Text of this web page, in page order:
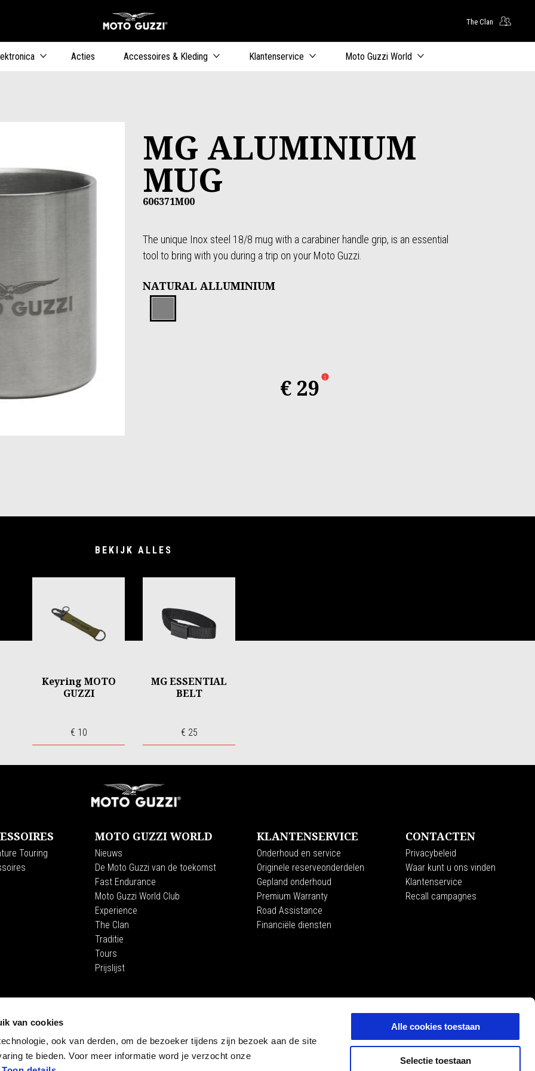
van cookies
ook van derden, om de bezoeker tijdens zijn bezoek aan de site
te bieden. Voor meer informatie word je verzocht onze
Alle cookies toestaan
Selectie toestaan
The Clan
Acties Accessoires & Kleding Klantenservice Moto Guzzi World
MG ALUMINIUM
MUG
606371M00
The unique Inox steel 18/8 mug with a carabiner handle grip, is an essential
tool to bring with you during a trip on your Moto Guzzi.
NATURAL ALLUMINIUM
Natural Alluminium
€ 29
BEKIJK ALLES
Keyring MOTO
GUZZI
€ 10
MG ESSENTIAL
BELT
€ 25
Touring
MOTO GUZZI WORLD
Nieuws
De Moto Guzzi van de toekomst
Fast Endurance
Moto Guzzi World Club
Experience
The Clan
Traditie
Tours
Prijslijst
KLANTENSERVICE
Onderhoud en service
Originele reserveonderdelen
Gepland onderhoud
Premium Warranty
Road Assistance
Financiële diensten
CONTACTEN
Privacybeleid
Waar kunt u ons vinden
Klantenservice
Recall campagnes